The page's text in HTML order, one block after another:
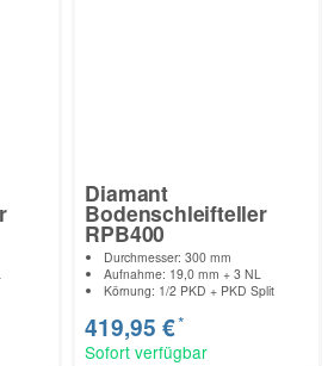
Diamant
Bodenschleifteller
RPB400
Durchmesser: 300 mm
Aufnahme: 19,0 mm + 3 NL
Körnung: 1/2 PKD + PKD Split
419,95 €*
Sofort verfügbar